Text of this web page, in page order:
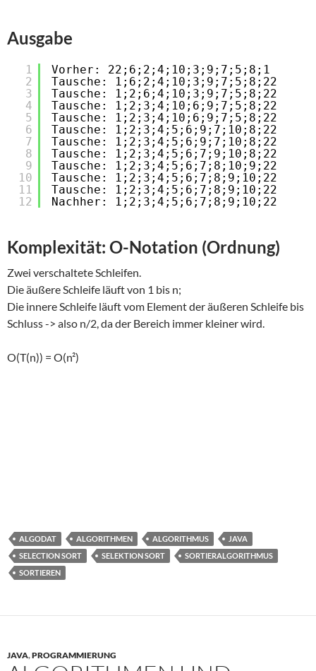
Ausgabe
1
2
3
4
5
6
7
8
9
10
11
12
Vorher: 22;6;2;4;10;3;9;7;5;8;1
Tausche: 1;6;2;4;10;3;9;7;5;8;22
Tausche: 1;2;6;4;10;3;9;7;5;8;22
Tausche: 1;2;3;4;10;6;9;7;5;8;22
Tausche: 1;2;3;4;10;6;9;7;5;8;22
Tausche: 1;2;3;4;5;6;9;7;10;8;22
Tausche: 1;2;3;4;5;6;9;7;10;8;22
Tausche: 1;2;3;4;5;6;7;9;10;8;22
Tausche: 1;2;3;4;5;6;7;8;10;9;22
Tausche: 1;2;3;4;5;6;7;8;9;10;22
Tausche: 1;2;3;4;5;6;7;8;9;10;22
Nachher: 1;2;3;4;5;6;7;8;9;10;22
Komplexität: O-Notation (Ordnung)
Zwei verschaltete Schleifen.
Die äußere Schleife läuft von 1 bis n;
Die innere Schleife läuft vom Element der äußeren Schleife bis
Schluss -> also n/2, da der Bereich immer kleiner wird.
O(T(n)) = O(n²)
ALGODAT ALGORITHMEN ALGORITHMUS
JAVA
SELECTION SORT
SELEKTION SORT
SORTIERALGORITHMUS
SORTIEREN
JAVA,PROGRAMMIERUNG